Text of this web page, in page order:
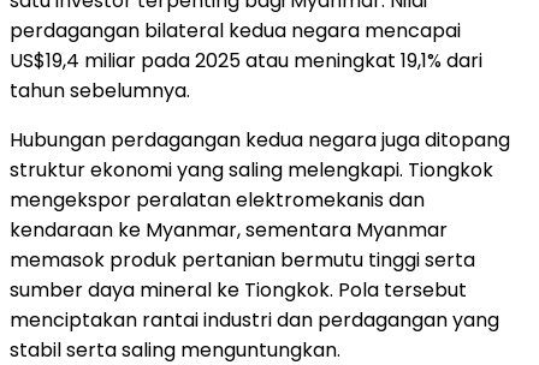
perdagangan bilateral kedua negara mencapai
US$19,4 miliar pada 2025 atau meningkat 19,1% dari
tahun sebelumnya.
Hubungan perdagangan kedua negara juga ditopang
struktur ekonomi yang saling melengkapi. Tiongkok
mengekspor peralatan elektromekanis dan
kendaraan ke Myanmar, sementara Myanmar
memasok produk pertanian bermutu tinggi serta
sumber daya mineral ke Tiongkok. Pola tersebut
menciptakan rantai industri dan perdagangan yang
stabil serta saling menguntungkan.